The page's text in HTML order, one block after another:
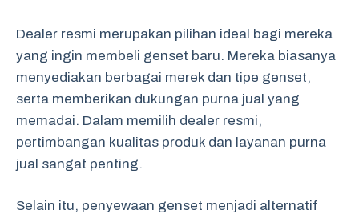
Dealer resmi merupakan pilihan ideal bagi mereka
yang ingin membeli genset baru. Mereka biasanya
menyediakan berbagai merek dan tipe genset,
serta memberikan dukungan purna jual yang
memadai. Dalam memilih dealer resmi,
pertimbangan kualitas produk dan layanan purna
jual sangat penting.
Selain itu, penyewaan genset menjadi alternatif